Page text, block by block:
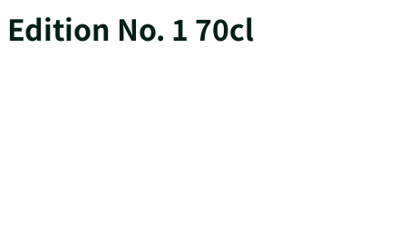
Edition No. 1 70cl